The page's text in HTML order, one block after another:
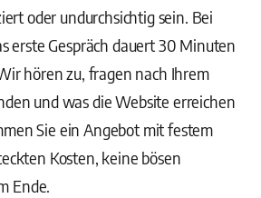
oder undurchsichtig sein. Bei
erste Gespräch dauert 30 Minuten
hören zu, fragen nach Ihrem
und was die Website erreichen
Sie ein Angebot mit festem
Kosten, keine bösen
Ende.